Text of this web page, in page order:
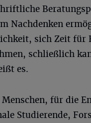
Nachdenken
sich Zeit für
schließlich
es.
für die
Studierende,